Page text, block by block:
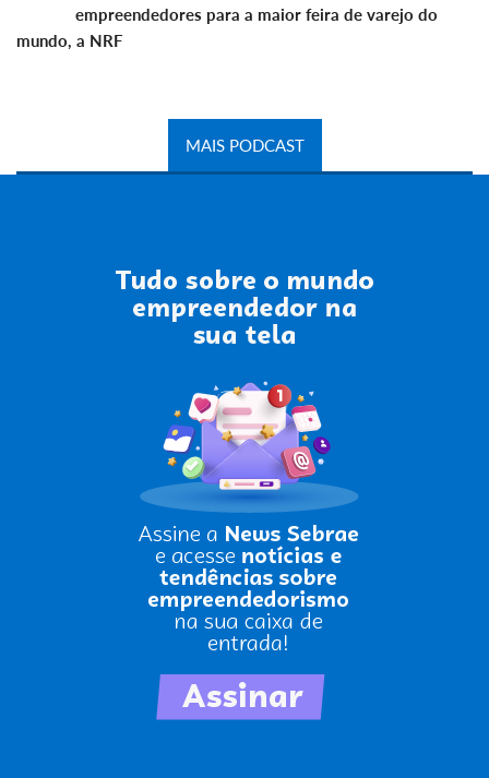
empreendedores para a maior feira de varejo do
mundo, a NRF
MAIS PODCAST